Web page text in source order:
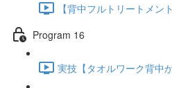
【背中フルトリートメン
Program 16
実技【タオルワーク背中